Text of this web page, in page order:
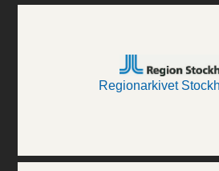
Regionarkivet